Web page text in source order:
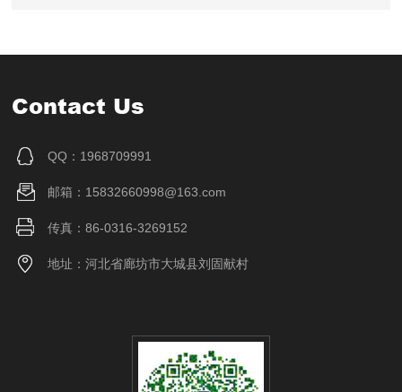
Contact Us
QQ：1968709991
邮箱：15832660998@163.com
传真：86-0316-3269152
地址：河北省廊坊市大城县刘固献村